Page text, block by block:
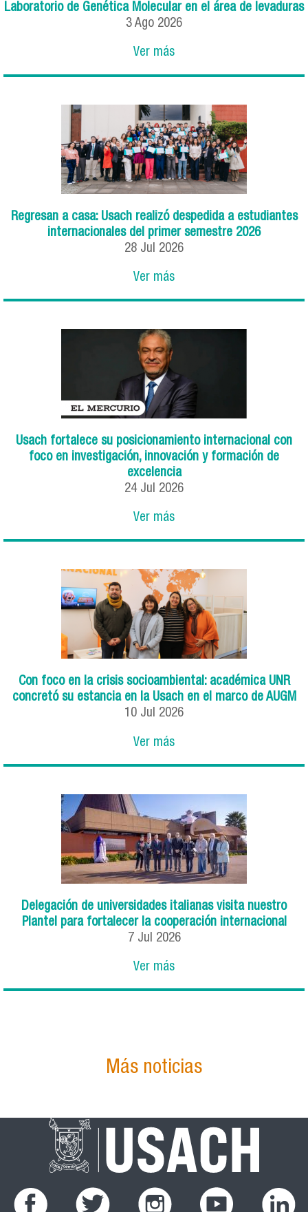
Laboratorio de Genética Molecular en el área de levaduras
3 Ago 2026
Ver más
Regresan a casa: Usach realizó despedida a estudiantes
internacionales del primer semestre 2026
28 Jul 2026
Ver más
Usach fortalece su posicionamiento internacional con
foco en investigación, innovación y formación de
excelencia
24 Jul 2026
Ver más
Con foco en la crisis socioambiental: académica UNR
concretó su estancia en la Usach en el marco de AUGM
10 Jul 2026
Ver más
Delegación de universidades italianas visita nuestro
Plantel para fortalecer la cooperación internacional
7 Jul 2026
Ver más
Más noticias